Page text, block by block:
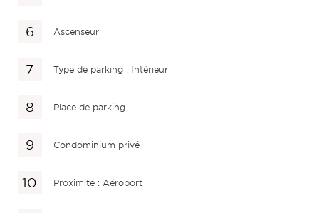
Ascenseur
Type de parking : Intérieur
Place de parking
Condominium privé
Proximité : Aéroport